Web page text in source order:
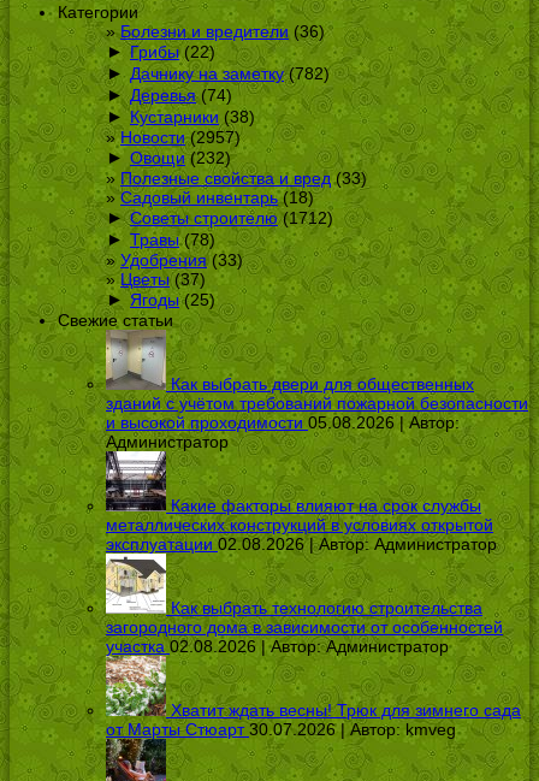
Категории
Болезни и вредители (36)
► Грибы(22)
► Дачнику на заметку(782)
► Деревья(74)
► Кустарники (38)
Новости(2957)
► Овощи(232)
Полезные свойства и вред(33)
Садовый инвентарь(18)
► Советы строителю(1712)
► Травы(78)
Удобрения (33)
Цветы(37)
► Ягоды(25)
Свежие статьи
Как выбрать двери для общественных
зданий с учётом требований пожарной безопасности
и высокой проходимости 05.08.2026 | Автор:
Администратор
Какие факторы влияют на срок службы
металлических конструкций в условиях открытой
эксплуатации 02.08.2026 | Автор: Администратор
Как выбрать технологию строительства
загородного дома в зависимости от особенностей
участка 02.08.2026 | Автор:Администратор
Хватит ждать весны! Трюк для зимнего сада
от Марты Стюарт 30.07.2026 | Автор: kmveg